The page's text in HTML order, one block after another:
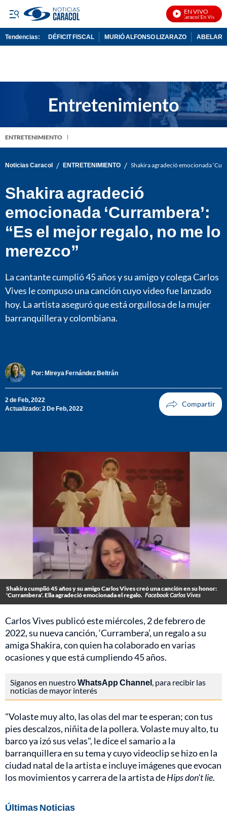
EN VIVO
Noticias Caracol En Vivo
Tendencias: DÉFICIT FISCAL MURIÓ ALFONSO LIZARAZO
ENTRETENIMIENTO
Noticias Caracol / ENTRETENIMIENTO / Shakira agradeció emocionada
Shakira agradeció
emocionada ‘Currambera’:
“Es el mejor regalo, no me lo
merezco”
La cantante cumplió 45 años y su amigo y colega Carlos
Vives le compuso una canción cuyo video fue lanzado
hoy. La artista aseguró que está orgullosa de la mujer
barranquillera y colombiana.
Por: Mireya Fernández Beltrán
2 de Feb, 2022
Actualizado: 2 De Feb, 2022
Shakira cumplió 45 años y su amigo Carlos Vives creó una canción en su honor:
'Currambera'. Ella agradeció emocionada el regalo. Facebook Carlos Vives
Carlos Vives publicó este miércoles, 2 de febrero de
2022, su nueva canción, ‘Currambera’, un regalo a su
amiga Shakira, con quien ha colaborado en varias
ocasiones y que está cumpliendo 45 años.
Síganos en nuestroWhatsApp Channel, para recibir las
noticias de mayor interés
"Volaste muy alto, las olas del mar te esperan; con tus
pies descalzos, niñita de la pollera. Volaste muy alto, tu
barco ya izó sus velas", le dice el samario a la
barranquillera en su tema y cuyo videoclip se hizo en la
ciudad natal de la artista e incluye imágenes que evocan
los movimientos y carrera de la artista deHips don't lie.
Últimas Noticias